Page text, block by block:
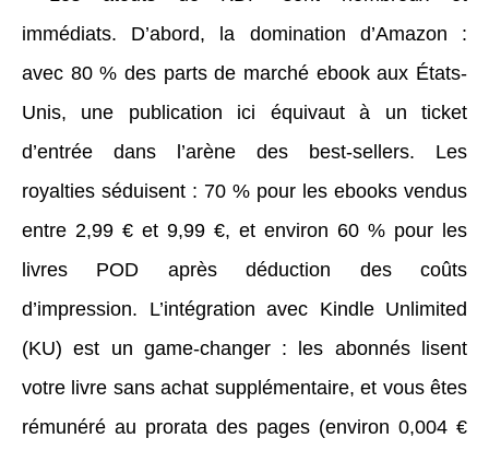
immédiats. D’abord, la domination d’Amazon :
avec 80 % des parts de marché ebook aux États-
Unis, une publication ici équivaut à un ticket
d’entrée dans l’arène des best-sellers. Les
royalties séduisent : 70 % pour les ebooks vendus
entre 2,99 € et 9,99 €, et environ 60 % pour les
livres POD après déduction des coûts
d’impression. L’intégration avec Kindle Unlimited
(KU) est un game-changer : les abonnés lisent
votre livre sans achat supplémentaire, et vous êtes
rémunéré au prorata des pages (environ 0,004 €